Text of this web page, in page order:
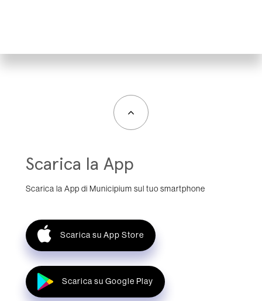
Scarica la App
Scarica la App di Municipium sul tuo smartphone
Scarica su App Store
Scarica su Google Play